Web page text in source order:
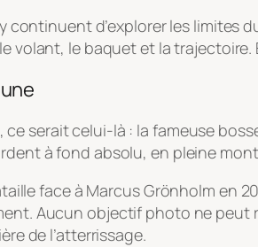
continuent d’explorer les limites
volant, le baquet et la
ce serait celui-là : la fameuse
à fond absolu, en pleine
face à Marcus Grönholm en
Aucun objectif photo ne peut
de l’atterrissage.